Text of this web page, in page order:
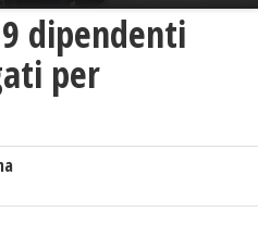
dipendenti
per